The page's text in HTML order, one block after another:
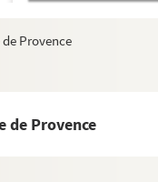
de Provence
de Provence